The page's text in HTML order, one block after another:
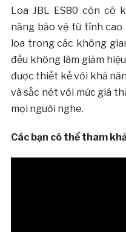
Loa JBL ES80 còn có
năng bảo vệ từ tính
loa trong các không
đều không làm giảm
được thiết kế với khả
và sắc nét với mức giá
mọi người nghe.
Các bạn có thể tham